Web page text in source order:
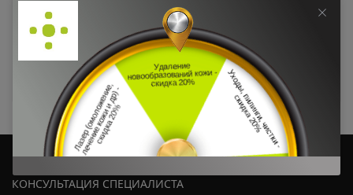
Трихология, лечение волос
Трихология
КОНСУЛЬТАЦИЯ СПЕЦИАЛИСТА